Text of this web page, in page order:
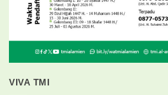
VIVA TMI